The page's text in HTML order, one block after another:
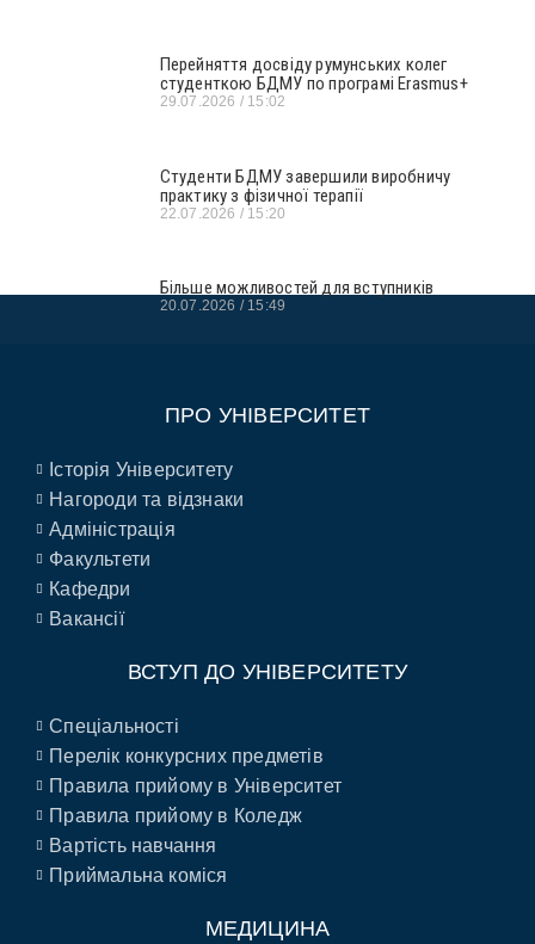
Перейняття досвіду румунських колег
студенткою БДМУ по програмі Erasmus+
29.07.2026 15:02
Студенти БДМУ завершили виробничу
практику з фізичної терапії
22.07.2026 15:20
Більше можливостей для вступників
20.07.2026 15:49
ПРО УНІВЕРСИТЕТ
Історія Університету
Нагороди та відзнаки
Адміністрація
Факультети
Кафедри
Вакансії
ВСТУП ДО УНІВЕРСИТЕТУ
Спеціальності
Перелік конкурсних предметів
Правила прийому в Університет
Правила прийому в Коледж
Вартість навчання
Приймальна коміся
МЕДИЦИНА